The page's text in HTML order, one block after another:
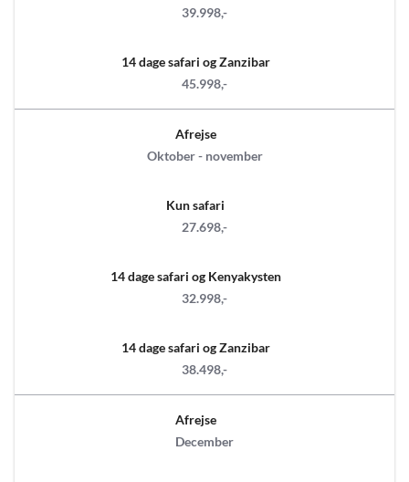
39.998,-
14 dage safari og Zanzibar
45.998,-
Afrejse
Oktober - november
Kun safari
27.698,-
14 dage safari og Kenyakysten
32.998,-
14 dage safari og Zanzibar
38.498,-
Afrejse
December